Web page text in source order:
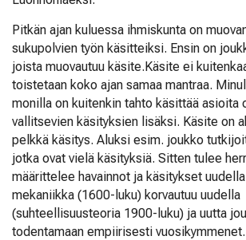
Pitkän ajan kuluessa ihmiskunta on
sukupolvien työn käsitteiksi. Ensin on
joista muovautuu käsite.Käsite ei
toistetaan koko ajan samaa mantraa.
monilla on kuitenkin tahto käsittää asioita
vallitsevien käsityksien lisäksi. Käsite on
pelkkä käsitys. Aluksi esim. joukko
jotka ovat vielä käsityksiä. Sitten tulee
määrittelee havainnot ja käsitykset
mekaniikka (1600-luku) korvautuu uudella
(suhteellisuusteoria 1900-luku) ja uutta
todentamaan empiirisesti vuosikymmenet.